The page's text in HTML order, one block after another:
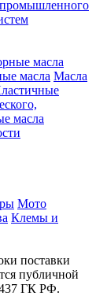
масла
масла Масла
масла
Мото
Клемы и
поставки
публичной
ГК РФ.